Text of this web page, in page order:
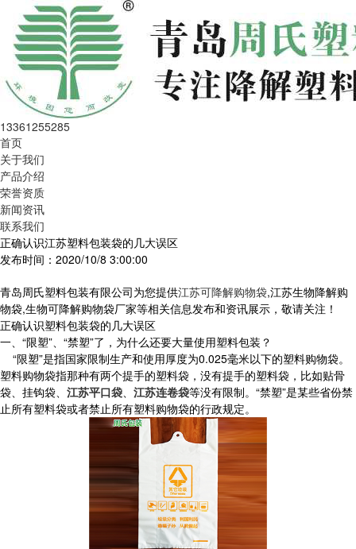
13361255285
首页
关于我们
产品介绍
荣誉资质
新闻资讯
联系我们
正确认识江苏塑料包装袋的几大误区
发布时间：2020/10/8 3:00:00
青岛周氏塑料包装有限公司为您提供江苏可降解购物袋,江苏生物降解购
物袋,生物可降解购物袋厂家等相关信息发布和资讯展示，敬请关注！
正确认识塑料包装袋的几大误区
一、“限塑”、“禁塑”了，为什么还要大量使用塑料包装？
“限塑”是指国家限制生产和使用厚度为0.025毫米以下的塑料购物袋。
塑料购物袋指那种有两个提手的塑料袋，没有提手的塑料袋，比如贴骨
袋、挂钩袋、 江苏平口袋、 江苏连卷袋等没有限制。“禁塑”是某些省份禁
止所有塑料袋或者禁止所有塑料购物袋的行政规定。